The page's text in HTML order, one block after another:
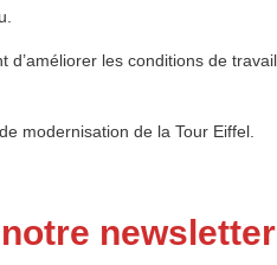
les conditions de
modernisation de la Tour Eiffel.
newsletter